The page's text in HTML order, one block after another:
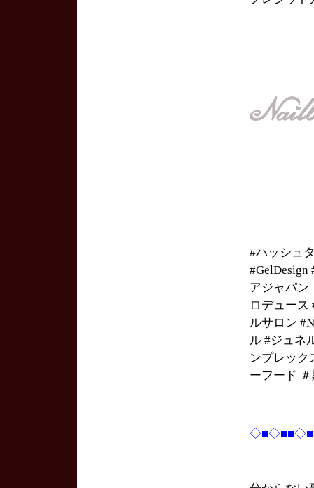
#ハッシュ
#GelDesign
アジャパン
ロデュース
ルサロン
ル #ジュネ
ンプレック
ーフード